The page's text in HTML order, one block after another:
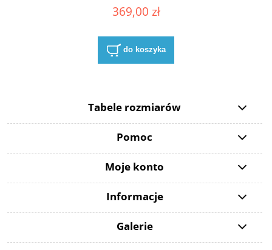
369,00 zł
do koszyka
Tabele rozmiarów
Pomoc
Moje konto
Informacje
Galerie